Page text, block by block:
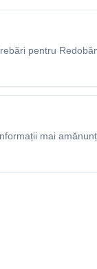
pentru
mai